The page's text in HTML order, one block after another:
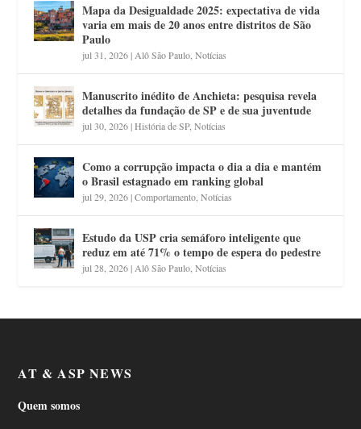
Mapa da Desigualdade 2025: expectativa de vida
varia em mais de 20 anos entre distritos de São
Paulo
jul 31, 2026| Alô São Paulo ,Notícias
Manuscrito inédito de Anchieta: pesquisa revela
detalhes da fundação de SP e de sua juventude
jul 30, 2026|História de SP,Notícias
Como a corrupção impacta o dia a dia e mantém
o Brasil estagnado em ranking global
jul 29, 2026|Comportamento ,Notícias
Estudo da USP cria semáforo inteligente que
reduz em até 71% o tempo de espera do pedestre
jul 28, 2026| Alô São Paulo ,Notícias
AT & ASP NEWS
Quem somos